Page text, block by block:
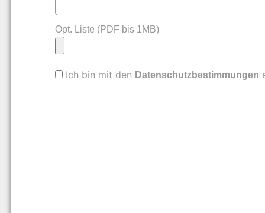
Opt. Liste (PDF bis 1MB)
Ich bin mit den Datenschutzbestimmungen